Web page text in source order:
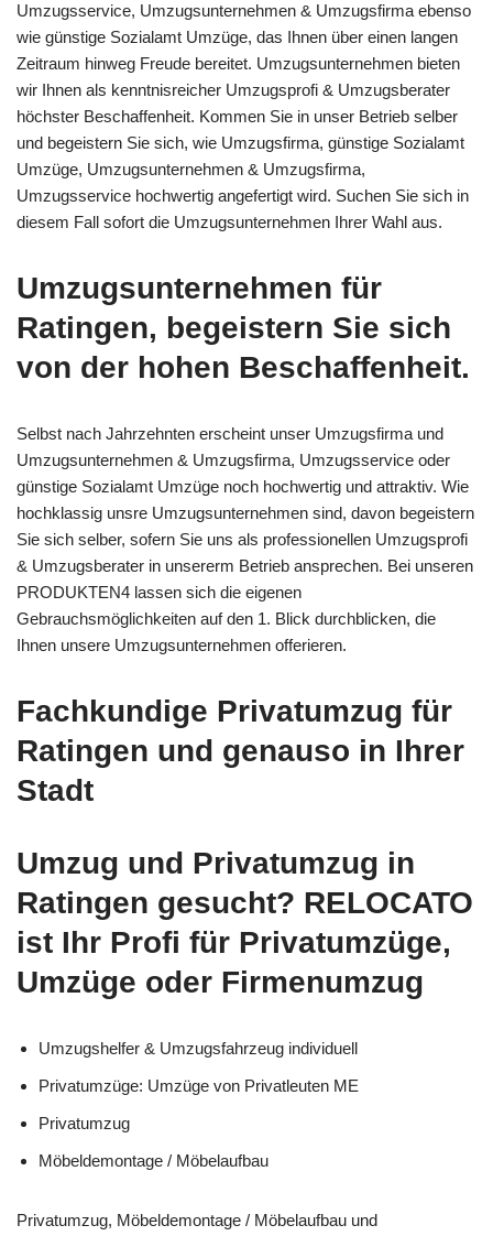
Umzugsservice, Umzugsunternehmen & Umzugsfirma ebenso
wie günstige Sozialamt Umzüge, das Ihnen über einen langen
Zeitraum hinweg Freude bereitet. Umzugsunternehmen bieten
wir Ihnen als kenntnisreicher Umzugsprofi & Umzugsberater
höchster Beschaffenheit. Kommen Sie in unser Betrieb selber
und begeistern Sie sich, wie Umzugsfirma, günstige Sozialamt
Umzüge, Umzugsunternehmen & Umzugsfirma,
Umzugsservice hochwertig angefertigt wird. Suchen Sie sich in
diesem Fall sofort die Umzugsunternehmen Ihrer Wahl aus.
Umzugsunternehmen für
Ratingen, begeistern Sie sich
von der hohen Beschaffenheit.
Selbst nach Jahrzehnten erscheint unser Umzugsfirma und
Umzugsunternehmen & Umzugsfirma, Umzugsservice oder
günstige Sozialamt Umzüge noch hochwertig und attraktiv. Wie
hochklassig unsre Umzugsunternehmen sind, davon begeistern
Sie sich selber, sofern Sie uns als professionellen Umzugsprofi
& Umzugsberater in unsererm Betrieb ansprechen. Bei unseren
PRODUKTEN4 lassen sich die eigenen
Gebrauchsmöglichkeiten auf den 1. Blick durchblicken, die
Ihnen unsere Umzugsunternehmen offerieren.
Fachkundige Privatumzug für
Ratingen und genauso in Ihrer
Stadt
Umzug und Privatumzug in
Ratingen gesucht? RELOCATO
ist Ihr Profi für Privatumzüge,
Umzüge oder Firmenumzug
Umzugshelfer & Umzugsfahrzeug individuell
Privatumzüge: Umzüge von Privatleuten ME
Privatumzug
Möbeldemontage / Möbelaufbau
Privatumzug, Möbeldemontage / Möbelaufbau und